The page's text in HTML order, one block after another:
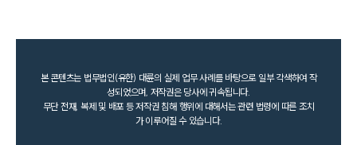
본 콘텐츠는 법무법인(유한) 대륜의 실제 업무 사례를 바탕으로 일부 각색하여 작
성되었으며, 저작권은 당사에 귀속됩니다.
무단 전재, 복제 및 배포 등 저작권 침해 행위에 대해서는 관련 법령에 따른 조치
가 이루어질 수 있습니다.